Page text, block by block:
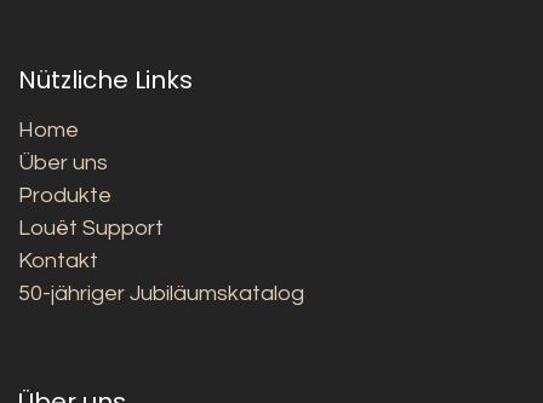
Nützliche Links
Home
Über uns
Produkte
Louët Support
Kontakt
50-jähriger Jubiläumskatalog